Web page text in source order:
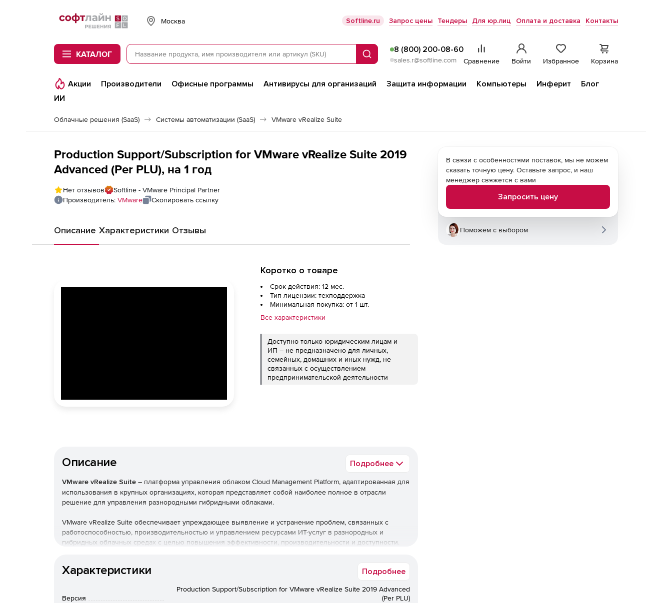
Softline
Москва Softline.ru Запрос цены Тендеры Для юр.лиц Оплата и доставка Контакты
КАТАЛОГ Поиск
8 (800) 200-08-60
sales.r@softline.com Сравнение Войти Избранное Корзина
Акции Производители Офисные программы Антивирусы для организаций Защита информации Компьютеры Инферит
Блог
ИИ
Облачные решения (SaaS) Системы автоматизации (SaaS) VMware vRealize Suite
Production Support/Subscription for VMware vRealize Suite 2019
Advanced (Per PLU), на 1 год
Нет отзывов
Softline - VMware Principal Partner
Производитель: VMware Скопировать ссылку
Описание Характеристики Отзывы
Коротко о товаре
Срок действия: 12 мес.
Тип лицензии: техподдержка
Минимальная покупка: от 1 шт.
Все характеристики
Доступно только юридическим лицам и
ИП – не предназначено для личных,
семейных, домашних и иных нужд, не
связанных с осуществлением
предпринимательской деятельности
Описание Подробнее
VMware vRealize Suite – платформа управления облаком Cloud Management Platform, адаптированная для
использования в крупных организациях, которая представляет собой наиболее полное в отрасли
решение для управления разнородными гибридными облаками.
VMware vRealize Suite обеспечивает упреждающее выявление и устранение проблем, связанных с
работоспособностью, производительностью и управлением ресурсами ИТ-услуг в разнородных и
гибридных облачных средах с целью повышения эффективности, производительности и доступности.
сети и ресурсов уровня приложений в частных и общедоступных облаках.
В состав пакета vRealize Suite входят следующие интегрированные возможности:
Характеристики Подробнее
Версия
Production Support/Subscription for VMware vRealize Suite 2019 Advanced
(Per PLU)
В связи с особенностями поставок, мы не можем
сказать точную цену. Оставьте запрос, и наш
менеджер свяжется с вами
Запросить цену
Поможем с выбором